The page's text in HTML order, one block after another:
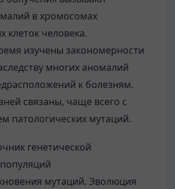
в хромосомах
клеток человека.
изучены закономерности
многих аномалий
к болезням.
связаны, чаще всего с
патологических мутаций.
генетической
мутаций. Эволюция